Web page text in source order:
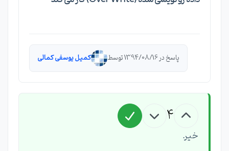
پاسخ در 1394/08/16 توسط کمیل یوسفی کمالی
4
خیر.